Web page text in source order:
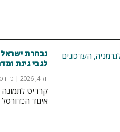
לגבי גינת
יול 4, 2026 |
קרדיט לתמונה
איגוד